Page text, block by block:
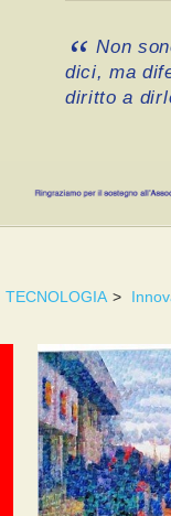
Non
dici, ma
diritto a
TECNOLOGIA >